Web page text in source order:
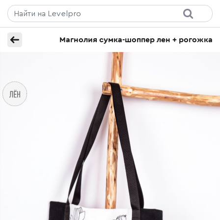
Магнолия сумка-шоппер лен + рогожка